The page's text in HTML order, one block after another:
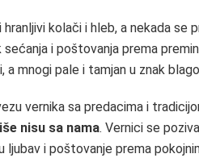
kolači i hleb, a nekada se
i poštovanja prema
mnogi pale i tamjan u znak
vernika sa predacima i
nisu sa nama. Vernici se
ljubav i poštovanje prema